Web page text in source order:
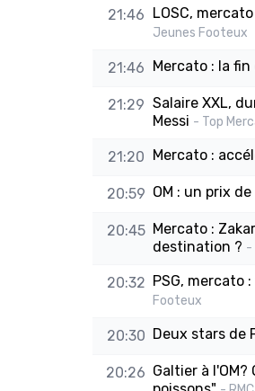
21:46 LOSC,
Jeunes Footeux
21:46 Mercato : la
21:29 Salaire XXL,
Messi - Top
21:20 Mercato :
20:59 OM : un prix
20:45 Mercato :
destination ? -
20:32 PSG, mercato
Footeux
20:30 Deux stars de
20:26 Galtier à